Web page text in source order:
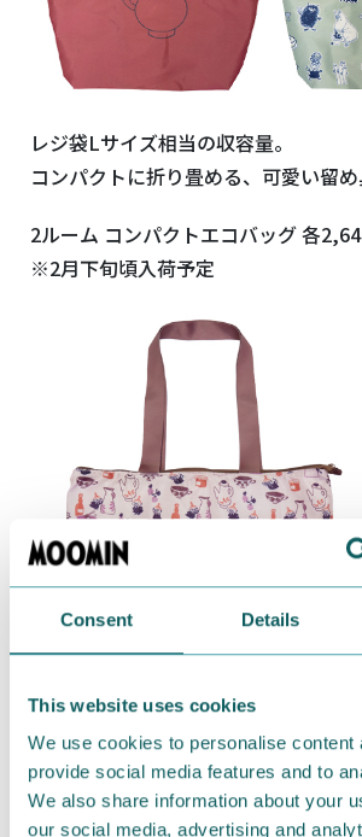
Consent Details
This website uses cookies
We use cookies to personalise content
provide social media features and to
We also share information about your
our social media, advertising and
レジ袋Lサイズ相当の収容量。
コンパクトに折り畳める、可愛い留め
2ルーム コンパクトエコバッグ 各
※2月下旬頃入荷予定